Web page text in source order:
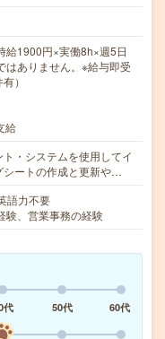
1900円×実働8h×週5日
ありません。※給与即受
）
給
・システムを使用してイ
シートの作成と更新や…
語力不要
、営業事務の経験
代 50代
60代